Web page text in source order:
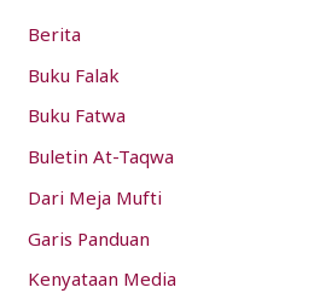
f
o
r
:
Berita
Buku Falak
Buku Fatwa
Buletin At-Taqwa
Dari Meja Mufti
Garis Panduan
Kenyataan Media